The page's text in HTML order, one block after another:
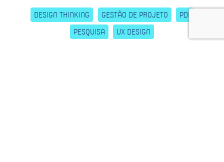
DESIGN THINKING GESTÃO DE PROJETO
PDI
PESQUISA
UX DESIGN